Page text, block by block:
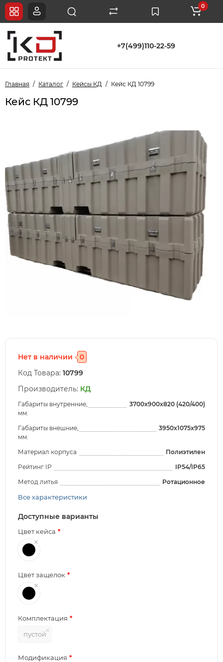
+7(499)110-22-59
0
Главная Каталог Кейсы КД Кейс КД 10799
Кейс КД 10799
Нет в наличии
0
Код Товара: 10799
Производитель: КД
Габариты внутренние,
мм.
3700x900x820 (420/400)
Габариты внешние,
мм.
3950x1075x975
Материал корпуса
Полиэтилен
Рейтинг IP
IP54/IP65
Метод литья
Ротационное
Все характеристики
Доступные варианты
Цвет кейса
Цвет защелок
Комплектация
пустой
Модификация